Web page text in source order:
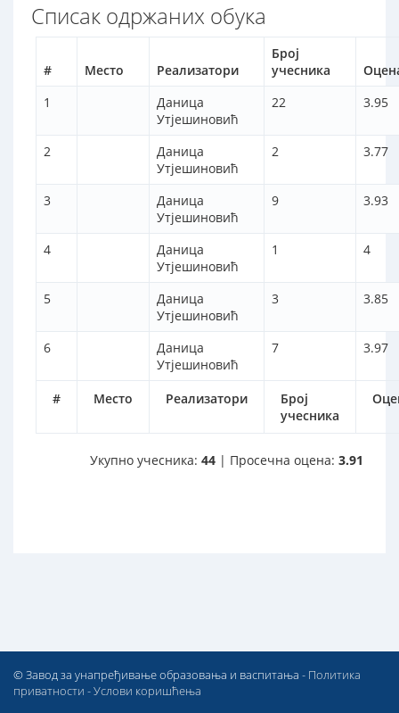
Списак одржаних обука
# Место Реализатори
Број
учесника
# Место Реализатори
Број
учесника
1
Даница
Утјешиновић
22 3.95
2
Даница
Утјешиновић
2 3.77
3
Даница
Утјешиновић
9 3.93
4
Даница
Утјешиновић
1 4
5
Даница
Утјешиновић
3 3.85
6
Даница
Утјешиновић
7 3.97
Укупно учесника: 44 | Просечна оцена: 3.91
© Завод за унапређивање образовања и васпитања - Политика
приватности -Услови коришћења